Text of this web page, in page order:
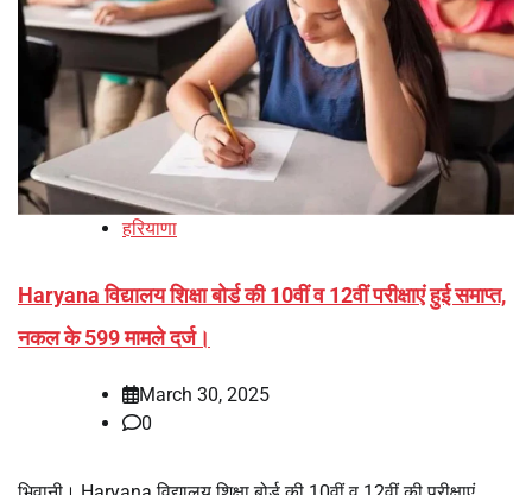
हरियाणा
Haryana विद्यालय शिक्षा बोर्ड की 10वीं व 12वीं परीक्षाएं हुई समाप्त,
नकल के 599 मामले दर्ज।
March 30, 2025
0